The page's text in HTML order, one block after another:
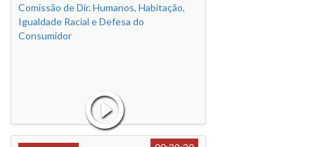
Comissão de Dir. Humanos, Habitação,
Igualdade Racial e Defesa do
Consumidor